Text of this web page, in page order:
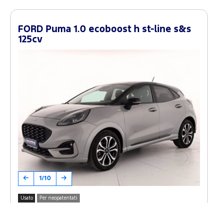
FORD Puma 1.0 ecoboost h st-line s&s
125cv
1/10
Usato Per neopatentati